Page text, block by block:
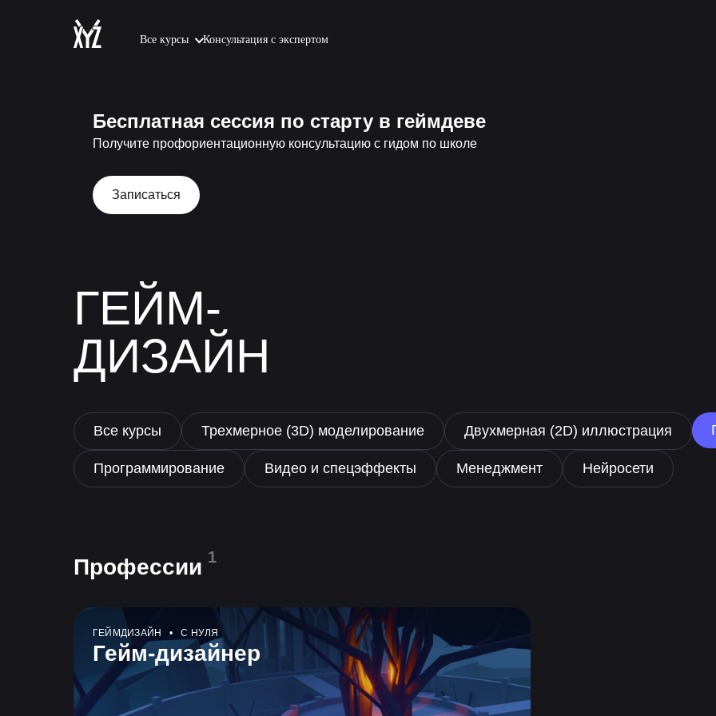
Все курсы Консультация с экспертом
Бесплатная сессия по старту в геймдеве
Получите профориентационную консультацию с гидом по школе
Записаться
ГЕЙМ-
ДИЗАЙН
Все курсы Трехмерное (3D) моделирование Двухмерная (2D) иллюстрация
Программирование Видео и спецэффекты Менеджмент Нейросети
Профессии 1
ГЕЙМДИЗАЙН • С НУЛЯ
Гейм-дизайнер